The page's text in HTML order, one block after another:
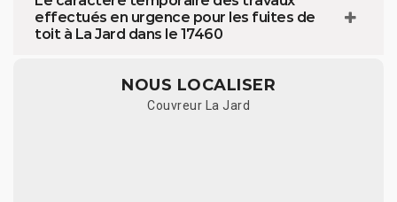
effectués en urgence pour les fuites de
toit à La Jard dans le 17460
NOUS LOCALISER
Couvreur La Jard